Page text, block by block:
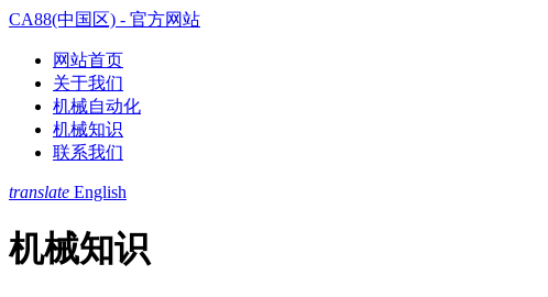
CA88(中国区) - 官方网站
网站首页
关于我们
机械自动化
机械知识
联系我们
translate English
机械知识